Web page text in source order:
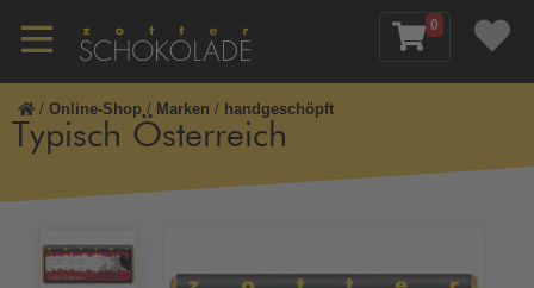
0
/ Online-Shop / Marken / handgeschöpft
Typisch Österreich